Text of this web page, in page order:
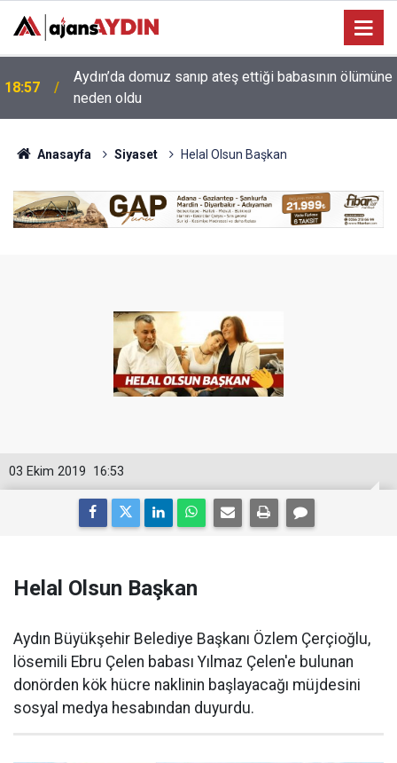
18:13 Yeni Parti'nin Aydın kurucu yönetimi belli oldu
Anasayfa Siyaset Helal Olsun Başkan
16:53
03 Ekim 2019
Helal Olsun Başkan
Aydın Büyükşehir Belediye Başkanı Özlem Çerçioğlu,
lösemili Ebru Çelen babası Yılmaz Çelen'e bulunan
donörden kök hücre naklinin başlayacağı müjdesini
sosyal medya hesabından duyurdu.